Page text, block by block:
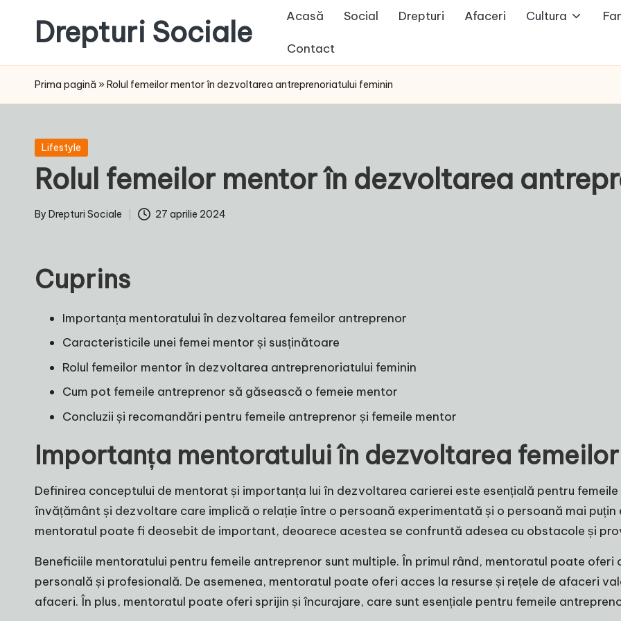
content
Drepturi Sociale
Drepturile
Sociale:
Ta,
Schimbarea
Noastră!
Acasă Social Drepturi Afaceri Cultura
Contact
Prima pagină » Rolul femeilor mentor în dezvoltarea antreprenoriatului feminin
Posted
Lifestyle
Rolul femeilor mentor în dezvoltarea
Posted
By Drepturi Sociale 27 aprilie 2024
Cuprins
Importanța mentoratului în dezvoltarea femeilor antreprenor
Caracteristicile unei femei mentor și susținătoare
Rolul femeilor mentor în dezvoltarea antreprenoriatului feminin
Cum pot femeile antreprenor să găsească o femeie mentor
Concluzii și recomandări pentru femeile antreprenor și femeile mentor
Importanța mentoratului în dezvoltarea
Definirea conceptului de mentorat și importanța lui în dezvoltarea carierei este esențială pentru
învățământ și dezvoltare care implică o relație între o persoană experimentată și o persoană mai
mentoratul poate fi deosebit de important, deoarece acestea se confruntă adesea cu obstacole și
Beneficiile mentoratului pentru femeile antreprenor sunt multiple. În primul rând, mentoratul poate
personală și profesională. De asemenea, mentoratul poate oferi acces la resurse și rețele de afaceri
afaceri. În plus, mentoratul poate oferi sprijin și încurajare, care sunt esențiale pentru femeile